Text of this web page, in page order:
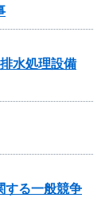
水処理設備
する一般競争